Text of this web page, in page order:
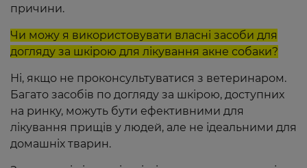
причини.
Чи можу я використовувати власні засоби для
догляду за шкірою для лікування акне собаки?
Ні, якщо не проконсультуватися з ветеринаром.
Багато засобів по догляду за шкірою, доступних
на ринку, можуть бути ефективними для
лікування прищів у людей, але не ідеальними для
домашніх тварин.